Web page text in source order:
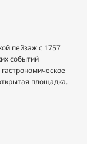
пейзаж с 1757
событий
площадка.